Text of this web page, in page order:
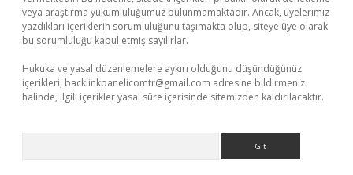
veya araştırma yükümlülüğümüz bulunmamaktadır. Ancak, üyelerimiz
yazdıkları içeriklerin sorumluluğunu taşımakta olup, siteye üye olarak
bu sorumluluğu kabul etmiş sayılırlar.
Hukuka ve yasal düzenlemelere aykırı olduğunu düşündüğünüz
içerikleri, backlinkpanelicomtr@gmail.com adresine bildirmeniz
halinde, ilgili içerikler yasal süre içerisinde sitemizden kaldırılacaktır.